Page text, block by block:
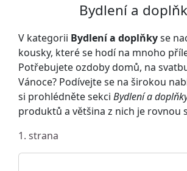
Bydlení a
V kategorii Bydlení a doplňkyse
kousky, které se hodí na mnoho
Potřebujete ozdoby domů, na
Vánoce? Podívejte se na širokou
si prohlédněte sekci Bydlení a
produktů a většina z nich je rovnou
1. strana